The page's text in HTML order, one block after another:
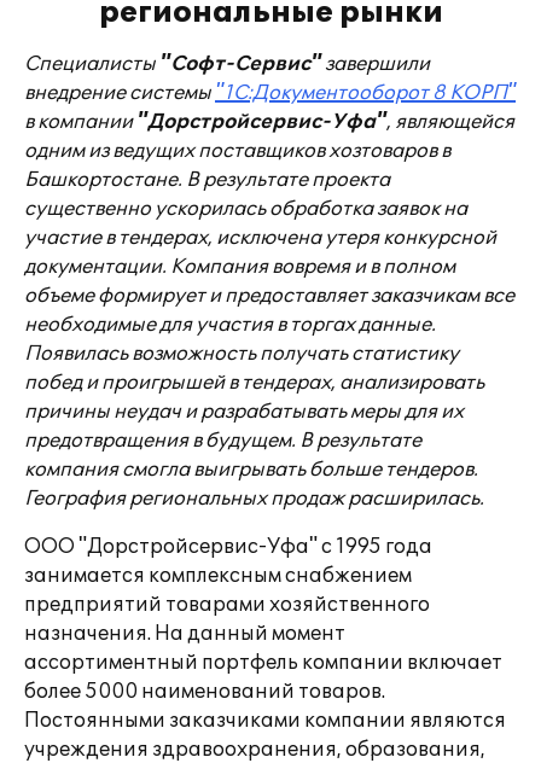
региональные рынки
Специалисты "Софт-Сервис" завершили
внедрение системы "1С:Документооборот 8 КОРП"
в компании "Дорстройсервис-Уфа", являющейся
одним из ведущих поставщиков хозтоваров в
Башкортостане. В результате проекта
существенно ускорилась обработка заявок на
участие в тендерах, исключена утеря конкурсной
документации. Компания вовремя и в полном
объеме формирует и предоставляет заказчикам все
необходимые для участия в торгах данные.
Появилась возможность получать статистику
побед и проигрышей в тендерах, анализировать
причины неудач и разрабатывать меры для их
предотвращения в будущем. В результате
компания смогла выигрывать больше тендеров.
География региональных продаж расширилась.
ООО "Дорстройсервис-Уфа" с 1995 года
занимается комплексным снабжением
предприятий товарами хозяйственного
назначения. На данный момент
ассортиментный портфель компании включает
более 5000 наименований товаров.
Постоянными заказчиками компании являются
учреждения здравоохранения, образования,